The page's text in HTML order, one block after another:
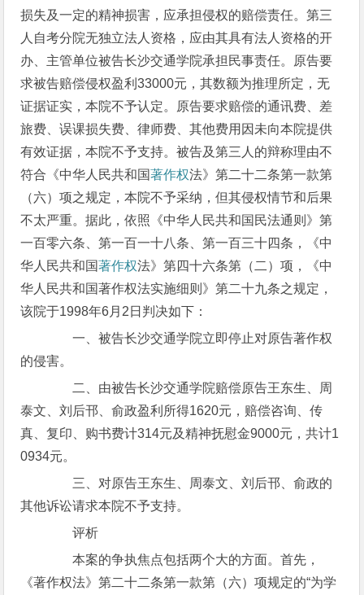
损失及一定的精神损害，应承担侵权的赔偿责任。第三
人自考分院无独立法人资格，应由其具有法人资格的开
办、主管单位被告长沙交通学院承担民事责任。原告要
求被告赔偿侵权盈利33000元，其数额为推理所定，无
证据证实，本院不予认定。原告要求赔偿的通讯费、差
旅费、误课损失费、律师费、其他费用因未向本院提供
有效证据，本院不予支持。被告及第三人的辩称理由不
符合《中华人民共和国著作权法》第二十二条第一款第
（六）项之规定，本院不予采纳，但其侵权情节和后果
不太严重。据此，依照《中华人民共和国民法通则》第
一百零六条、第一百一十八条、第一百三十四条，《中
华人民共和国著作权法》第四十六条第（二）项，《中
华人民共和国著作权法实施细则》第二十九条之规定，
该院于1998年6月2日判决如下：
一、被告长沙交通学院立即停止对原告著作权
的侵害。
二、由被告长沙交通学院赔偿原告王东生、周
泰文、刘后邗、俞政盈利所得1620元，赔偿咨询、传
真、复印、购书费计314元及精神抚慰金9000元，共计1
0934元。
三、对原告王东生、周泰文、刘后邗、俞政的
其他诉讼请求本院不予支持。
评析
本案的争执焦点包括两个大的方面。首先，
《著作权法》第二十二条第一款第（六）项规定的“为学